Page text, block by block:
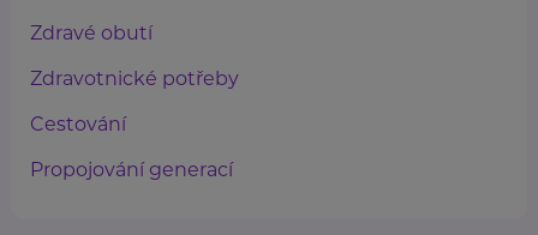
Zdravé obutí
Zdravotnické potřeby
Cestování
Propojování generací